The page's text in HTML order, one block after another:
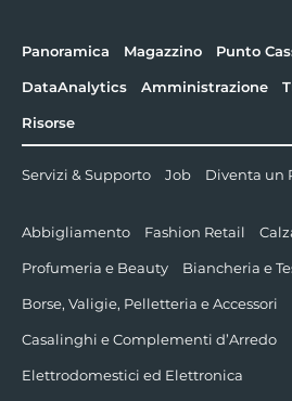
Panoramica Magazzino Punto
DataAnalytics Amministrazione
Risorse
Servizi & Supporto Job Diventa un
Abbigliamento Fashion Retail
Profumeria e Beauty Biancheria e
Borse, Valigie, Pelletteria e Accessori
Casalinghi e Complementi d’Arredo
Elettrodomestici ed Elettronica